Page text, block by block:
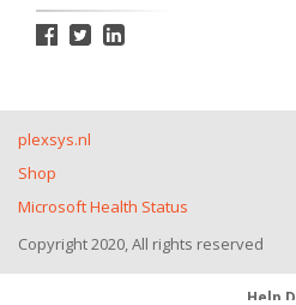
plexsys.nl
Shop
Microsoft Health Status
Copyright 2020, All rights reserved
Help